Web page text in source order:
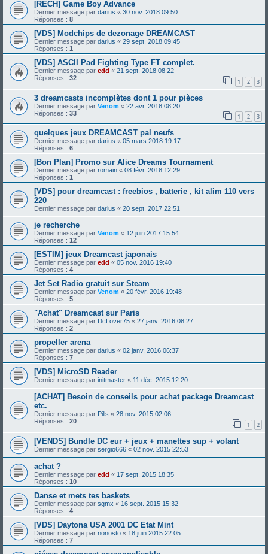
[RECH] Game Boy Advance
Dernier message par darius « 30 nov. 2018 09:50
Réponses : 8
[VDS] Modchips de dezonage DREAMCAST
Dernier message par darius « 29 sept. 2018 09:45
Réponses : 1
[VDS] ASCII Pad Fighting Type FT complet.
Dernier message par edd « 21 sept. 2018 08:22
Réponses : 32 1 2 3
3 dreamcasts incomplètes dont 1 pour pièces
Dernier message par Venom « 22 avr. 2018 08:20
Réponses : 33 1 2 3
quelques jeux DREAMCAST pal neufs
Dernier message par darius « 05 mars 2018 19:17
Réponses : 6
[Bon Plan] Promo sur Alice Dreams Tournament
Dernier message par romain « 08 févr. 2018 12:29
Réponses : 1
[VDS] pour dreamcast : freebios , batterie , kit alim 110 vers
220
Dernier message par darius « 20 sept. 2017 22:51
je recherche
Dernier message par Venom « 12 juin 2017 15:54
Réponses : 12
[ESTIM] jeux Dreamcast japonais
Dernier message par edd « 05 nov. 2016 19:40
Réponses : 4
Jet Set Radio gratuit sur Steam
Dernier message par Venom « 20 févr. 2016 19:48
Réponses : 5
"Achat" Dreamcast sur Paris
Dernier message par DcLover75 « 27 janv. 2016 08:27
Réponses : 2
propeller arena
Dernier message par darius « 02 janv. 2016 06:37
Réponses : 7
[VDS] MicroSD Reader
Dernier message par initmaster « 11 déc. 2015 12:20
[ACHAT] Besoin de conseils pour achat package Dreamcast
etc.
Dernier message par Pills « 28 nov. 2015 02:06
Réponses : 20 1 2
[VENDS] Bundle DC eur + jeux + manettes sup + volant
Dernier message par sergio666 « 02 nov. 2015 22:53
achat ?
Dernier message par edd « 17 sept. 2015 18:35
Réponses : 10
Danse et mets tes baskets
Dernier message par sgmx « 16 sept. 2015 15:32
Réponses : 4
[VDS] Daytona USA 2001 DC Etat Mint
Dernier message par nonosto « 18 juin 2015 22:05
Réponses : 7